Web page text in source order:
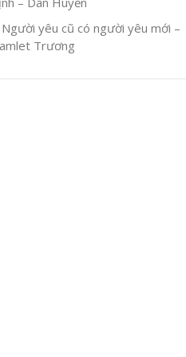
Người yêu cũ có người yêu mới –
Trương